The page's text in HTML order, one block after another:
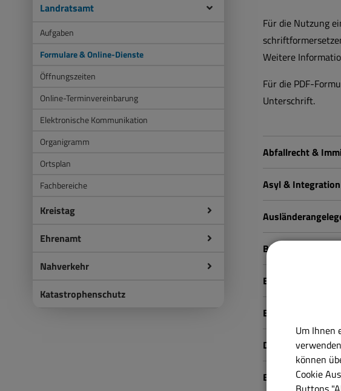
Landratsamt
Aufgaben
Formulare & Online-Dienste
Öffnungszeiten
Online-Terminvereinbarung
Elektronische Kommunikation
Organigramm
Ortsplan
Fachbereiche
Kreistag
Ehrenamt
Nahverkehr
Katastrophenschutz
Für die Nutzung
Weitere
Für die PDF-
Unterschrift.
Abfallrecht &
Asyl & Integration
Bauamt
Betreuungsstelle
Brand- &
Datenschutz
Ehrenamt
Um Ihnen
können
Cookie